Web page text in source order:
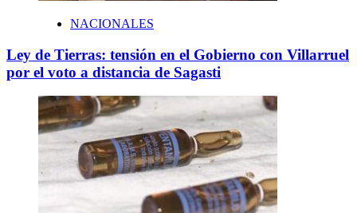
NACIONALES
Ley de Tierras: tensión en el Gobierno con Villarruel
por el voto a distancia de Sagasti